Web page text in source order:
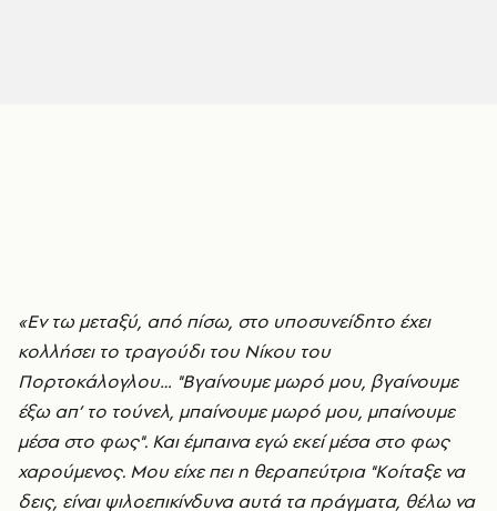
«Εν τω μεταξύ, από πίσω, στο υποσυνείδητο έχει
κολλήσει το τραγούδι του Νίκου του
Πορτοκάλογλου… "Βγαίνουμε μωρό μου, βγαίνουμε
έξω απ’ το τούνελ, μπαίνουμε μωρό μου, μπαίνουμε
μέσα στο φως". Και έμπαινα εγώ εκεί μέσα στο φως
χαρούμενος. Μου είχε πει η θεραπεύτρια "Κοίταξε να
δεις, είναι ψιλοεπικίνδυνα αυτά τα πράγματα, θέλω να